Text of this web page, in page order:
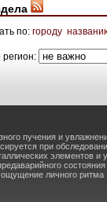
по: городу
пучения и
при
элементов и
состояния
личного ритма